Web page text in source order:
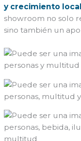
y crecimiento local
showroom no solo
sino también un